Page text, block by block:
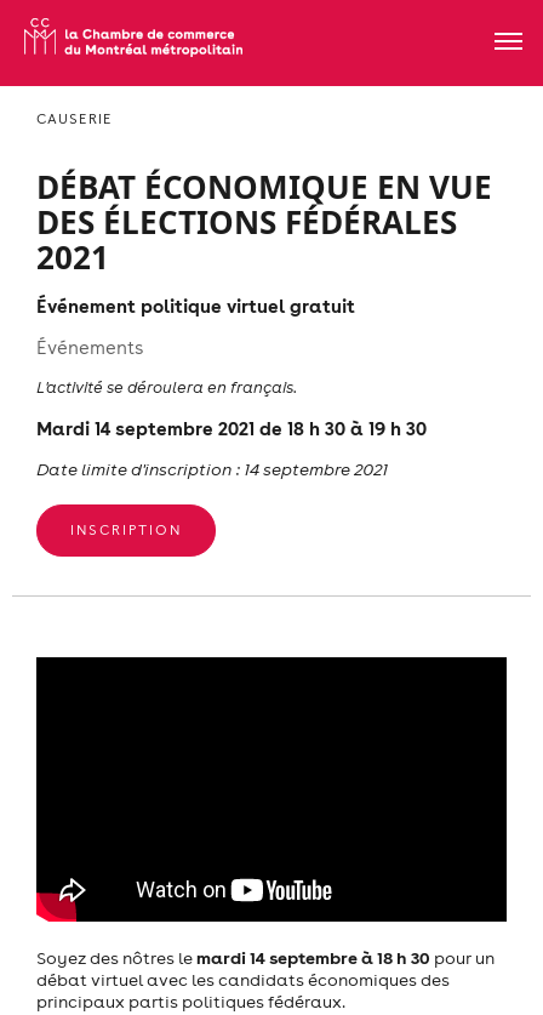
CAUSERIE
DÉBAT ÉCONOMIQUE EN VUE
DES ÉLECTIONS FÉDÉRALES
2021
Événement politique virtuel gratuit
Événements
L'activité se déroulera en français.
Mardi 14 septembre 2021 de 18 h 30 à 19 h 30
Date limite d'inscription : 14 septembre 2021
INSCRIPTION
Soyez des nôtres lemardi 14 septembre à 18 h 30 pour un
débat virtuel avec les candidats économiques des
principaux partis politiques fédéraux.